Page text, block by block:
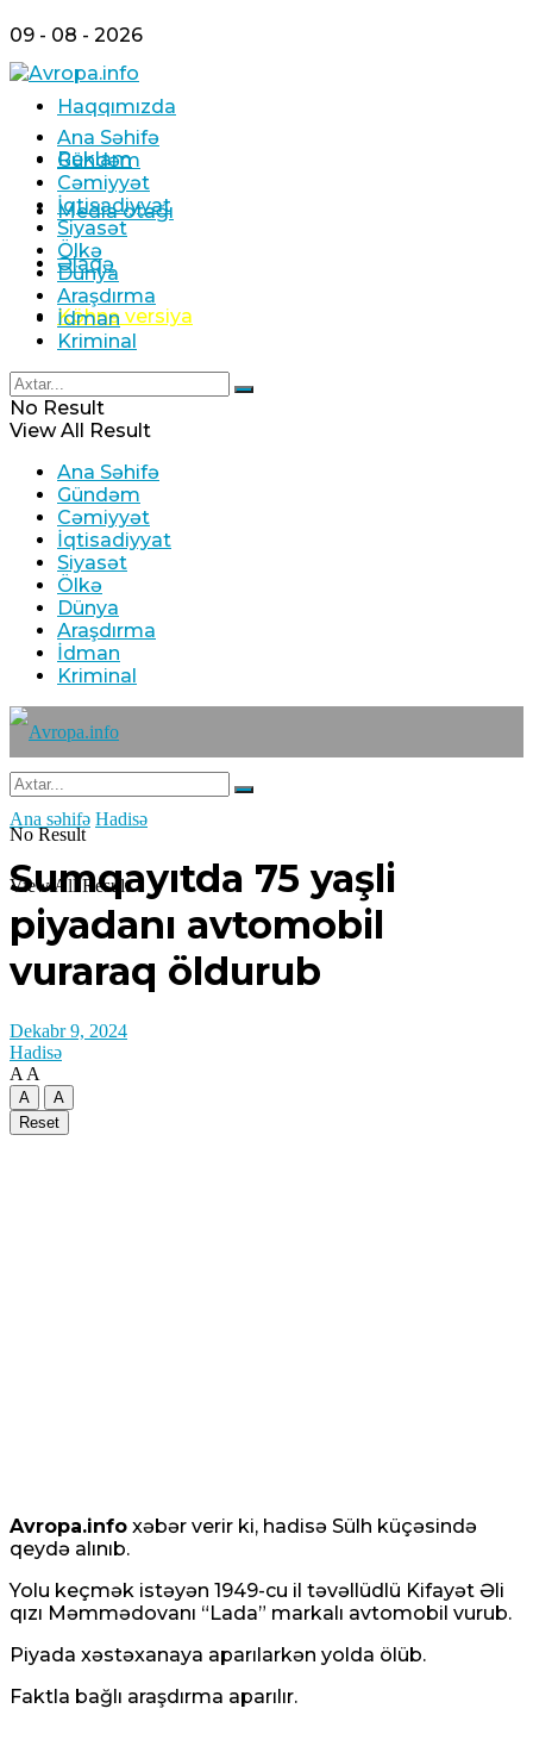
09 - 08 - 2026
Haqqımızda
Reklam
Media otağı
Əlaqə
Köhnə versiya
Ana Səhifə
Gündəm
Cəmiyyət
İqtisadiyyat
Siyasət
Ölkə
Dünya
Araşdırma
İdman
Kriminal
No Result
View All Result
Ana Səhifə
Gündəm
Cəmiyyət
İqtisadiyyat
Siyasət
Ölkə
Dünya
Araşdırma
İdman
Kriminal
No Result
View All Result
Ana səhifə Hadisə
Sumqayıtda 75 yaşli
piyadanı avtomobil
vuraraq öldurub
Dekabr 9, 2024
Hadisə
A A
A
A
Reset
Avropa.info xəbər verir ki, hadisə Sülh küçəsində
qeydə alınıb.
Yolu keçmək istəyən 1949-cu il təvəllüdlü Kifayət Əli
qızı Məmmədovanı “Lada” markalı avtomobil vurub.
Piyada xəstəxanaya aparılarkən yolda ölüb.
Faktla bağlı araşdırma aparılır.